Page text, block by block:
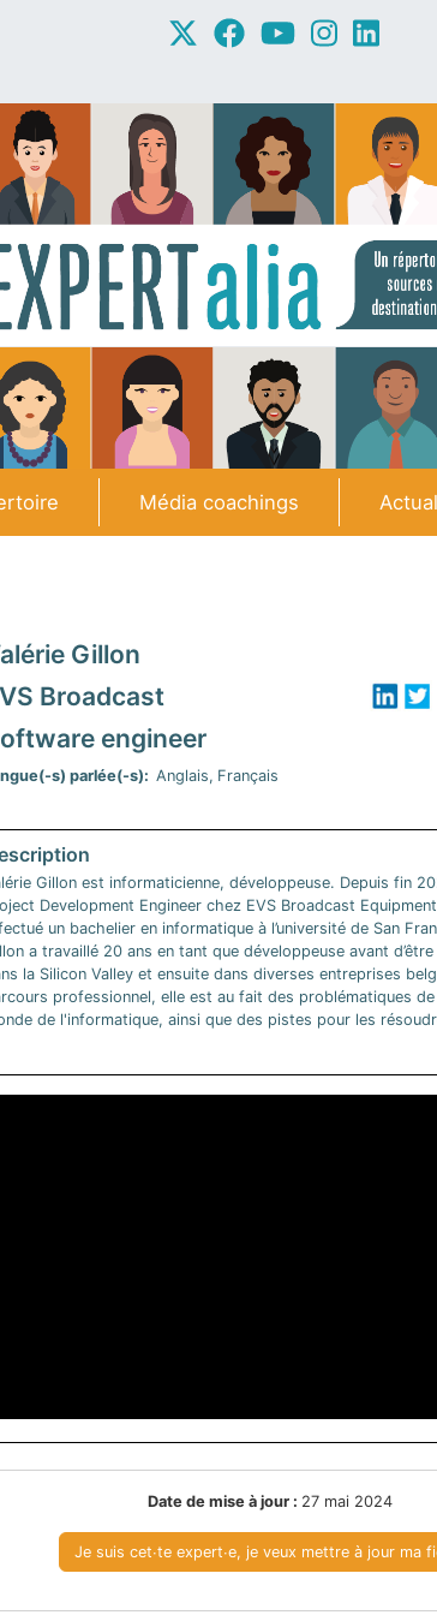
Média coachings
Gillon
Broadcast
engineer
s) parlée(-s) Anglais Français
Gillon est informaticienne, développeuse. Depuis fin
Development Engineer chez EVS Broadcast
un bachelier en informatique à l’université de San
a travaillé 20 ans en tant que développeuse avant
la Silicon Valley et ensuite dans diverses entreprises
professionnel, elle est au fait des problématiques
de l'informatique, ainsi que des pistes pour les
Date de mise à jour : 27 mai 2024
Je suis cet∙te expert∙e, je veux mettre à jour ma